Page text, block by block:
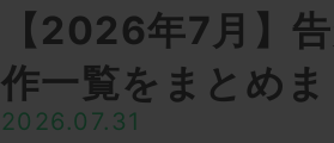
【2026年7月】
作一覧をまとめ
2026.07.31